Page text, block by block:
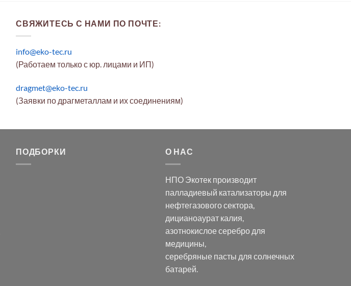
СВЯЖИТЕСЬ С НАМИ ПО ПОЧТЕ:
info@eko-tec.ru
(Работаем только с юр. лицами и ИП)
dragmet@eko-tec.ru
(Заявки по драгметаллам и их соединениям)
ПОДБОРКИ О НАС
НПО Экотек производит
палладиевый катализаторы для
нефтегазового сектора,
дицианоаурат калия,
азотнокислое серебродля
медицины,
серебряные пасты для солнечных
батарей.